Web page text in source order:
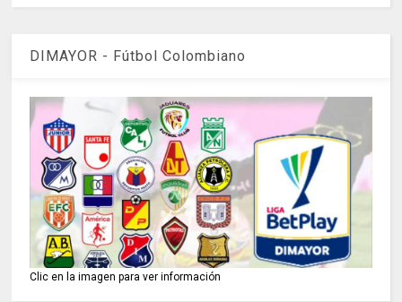
DIMAYOR - Fútbol Colombiano
Clic en la imagen para ver información